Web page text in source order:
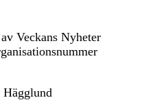
Veckans Nyheter
Hägglund